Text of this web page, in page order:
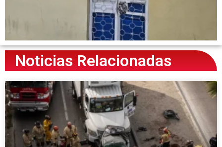
Noticias Relacionadas